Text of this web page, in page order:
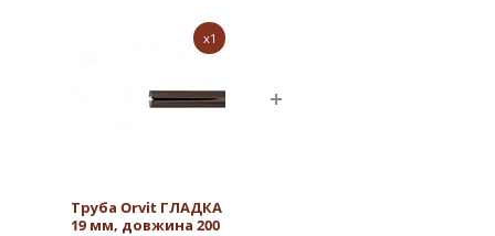
x1
Труба Orvit ГЛАДКА
19 мм, довжина 200